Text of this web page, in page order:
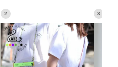
2 3